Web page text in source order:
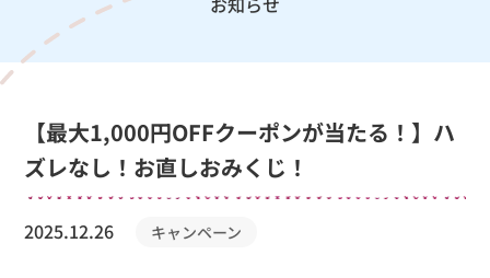
【最大1,000円OFFクーポンが当たる！】ハ
ズレなし！お直しおみくじ！
2025.12.26 キャンペーン